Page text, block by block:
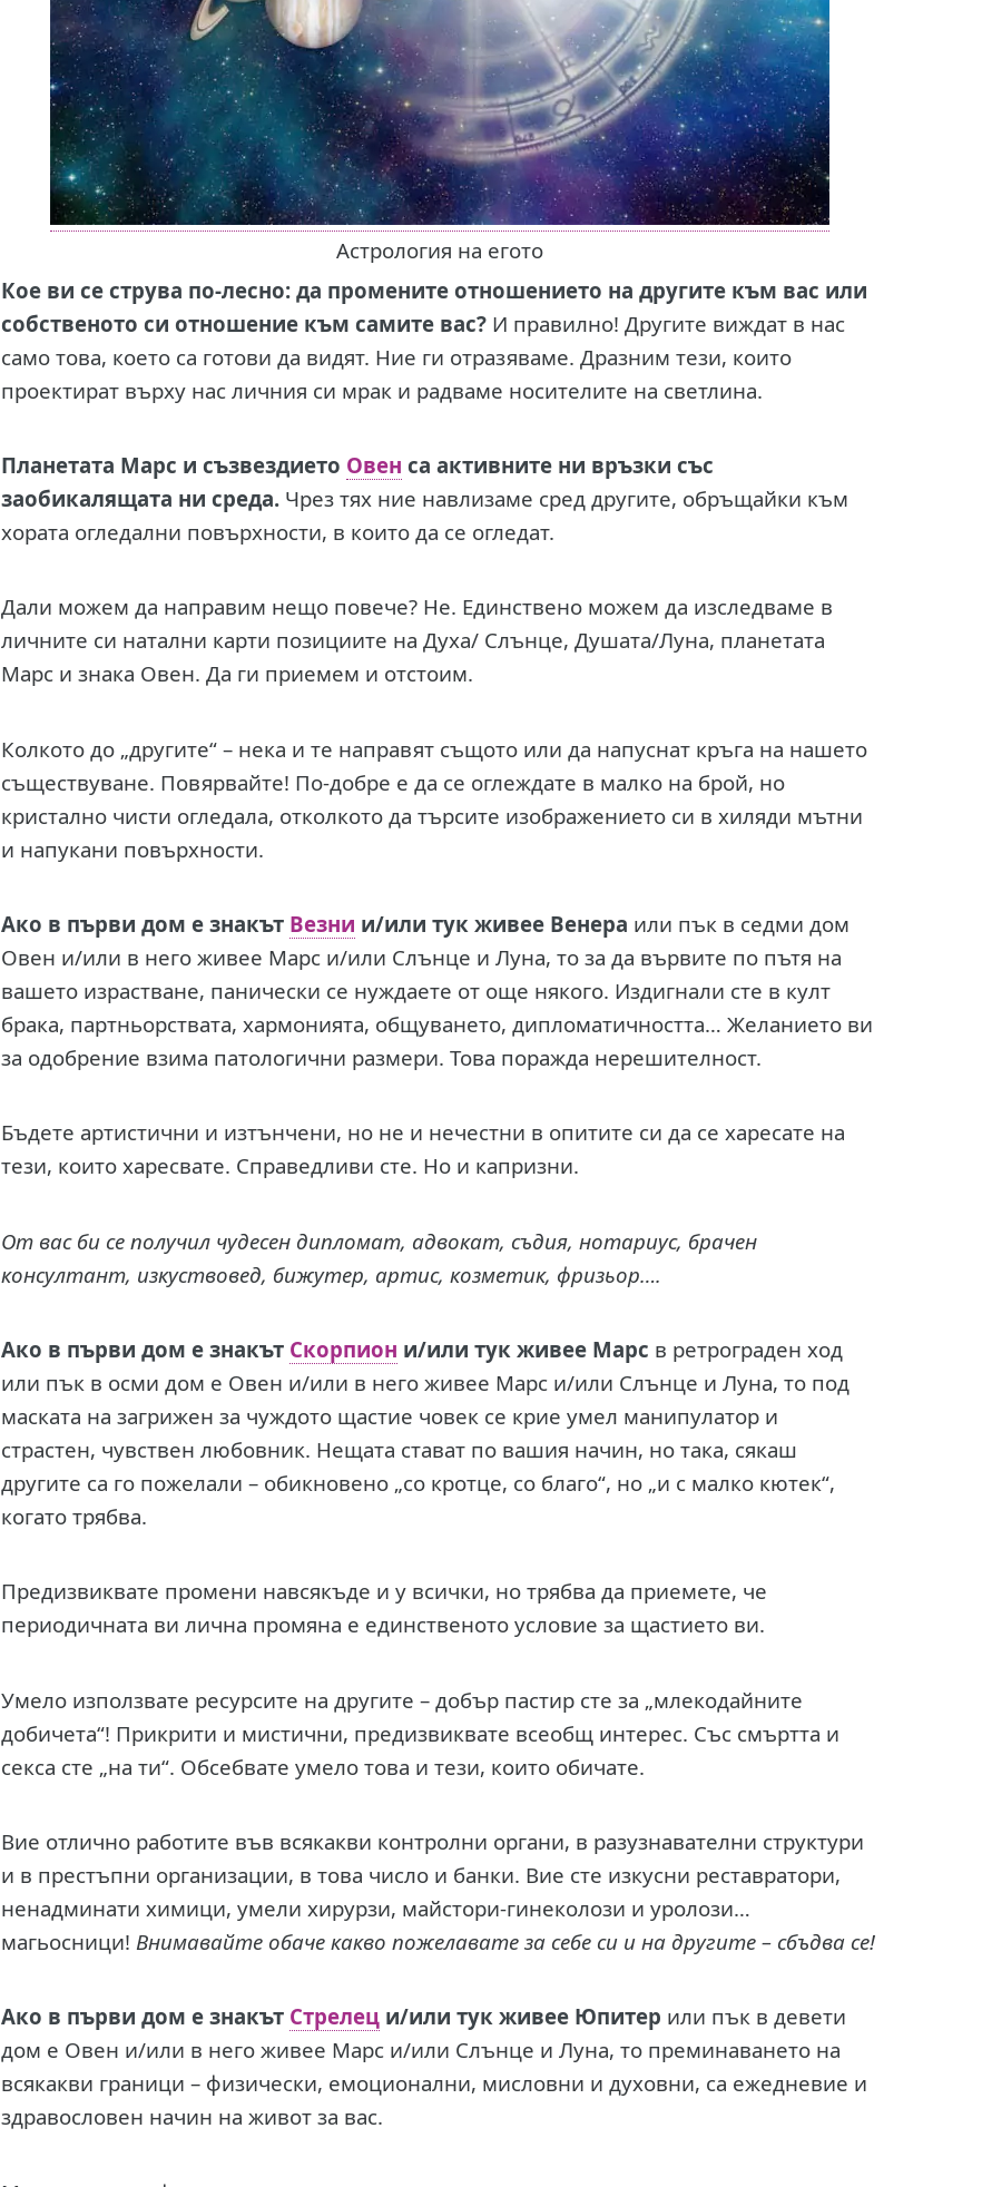
Астрология на егото
Кое ви се струва по-лесно: да промените отношението на другите към вас или
собственото си отношение към самите вас?И правилно! Другите виждат в нас
само това, което са готови да видят. Ние ги отразяваме. Дразним тези, които
проектират върху нас личния си мрак и радваме носителите на светлина.
Планетата Марс и съзвездието Овен са активните ни връзки със
заобикалящата ни среда.Чрез тях ние навлизаме сред другите, обръщайки към
хората огледални повърхности, в които да се огледат.
Дали можем да направим нещо повече? Не. Единствено можем да изследваме в
личните си натални карти позициите на Духа/ Слънце, Душата/Луна, планетата
Марс и знака Овен. Да ги приемем и отстоим.
Колкото до „другите“ – нека и те направят същото или да напуснат кръга на нашето
съществуване. Повярвайте! По-добре е да се оглеждате в малко на брой, но
кристално чисти огледала, отколкото да търсите изображението си в хиляди мътни
и напукани повърхности.
Ако в първи дом е знакът Везни и/или тук живее Венера или пък в седми дом
Овен и/или в него живее Марс и/или Слънце и Луна, то за да вървите по пътя на
вашето израстване, панически се нуждаете от още някого. Издигнали сте в култ
брака, партньорствата, хармонията, общуването, дипломатичността… Желанието ви
за одобрение взима патологични размери. Това поражда нерешителност.
Бъдете артистични и изтънчени, но не и нечестни в опитите си да се харесате на
тези, които харесвате. Справедливи сте. Но и капризни.
От вас би се получил чудесен дипломат, адвокат, съдия, нотариус, брачен
консултант, изкуствовед, бижутер, артис, козметик, фризьор….
Ако в първи дом е знакът Скорпион и/или тук живее Марс в ретрограден ход
или пък в осми дом е Овен и/или в него живее Марс и/или Слънце и Луна, то под
маската на загрижен за чуждото щастие човек се крие умел манипулатор и
страстен, чувствен любовник. Нещата стават по вашия начин, но така, сякаш
другите са го пожелали – обикновено „со кротце, со благо“, но „и с малко кютек“,
когато трябва.
Предизвиквате промени навсякъде и у всички, но трябва да приемете, че
периодичната ви лична промяна е единственото условие за щастието ви.
Умело използвате ресурсите на другите – добър пастир сте за „млекодайните
добичета“! Прикрити и мистични, предизвиквате всеобщ интерес. Със смъртта и
секса сте „на ти“. Обсебвате умело това и тези, които обичате.
Вие отлично работите във всякакви контролни органи, в разузнавателни структури
и в престъпни организации, в това число и банки. Вие сте изкусни реставратори,
ненадминати химици, умели хирурзи, майстори-гинеколози и уролози…
магьосници! Внимавайте обаче какво пожелавате за себе си и на другите – сбъдва се!
Ако в първи дом е знакът Стрелеци/или тук живее Юпитер или пък в девети
дом е Овен и/или в него живее Марс и/или Слънце и Луна, то преминаването на
всякакви граници – физически, емоционални, мисловни и духовни, са ежедневие и
здравословен начин на живот за вас.